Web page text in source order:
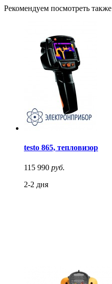
Рекомендуем посмотреть также
testo 865, тепловизор
115 990 руб.
2-2 дня